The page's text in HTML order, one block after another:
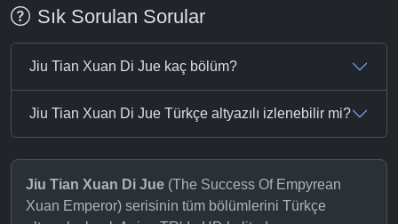
Sık Sorulan Sorular
Jiu Tian Xuan Di Jue kaç bölüm?
Jiu Tian Xuan Di Jue Türkçe altyazılı izlenebilir mi?
Jiu Tian Xuan Di Jue (The Success Of Empyrean
Xuan Emperor) serisinin tüm bölümlerini Türkçe